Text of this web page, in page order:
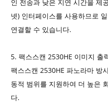
인 전송과 낮은 지연 시간을 제
넷) 인터페이스를 사용하므로
연결할 수 있습니다.
5. 팩스스캔 2530HE 이미지 출
팩스스캔 2530HE 파노라마 방
동적 범위를 지원하여 더 높은
다.